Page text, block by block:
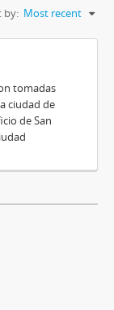
by: Most recent
tomadas
ciudad de
de San